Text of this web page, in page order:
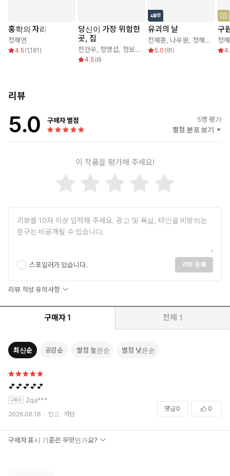
어서야 읽는 이의 뒤통수를 강렬하게 치고 지나간다. 신작 『불빛
없는 밤의 도시』는 상식적 믿음을 깨부수는 정해연 작가 특유의 파
괴적 반전이 가득하다. 『홍학의 자리』 이후, 한국 장르문학의 새
로운 지표로 떠오른 정해연 작가가 그러모은 어둑한 즐거움의 재미
를 이번 소설집을 통해 만끽하시길 바란다.
“막을 수 있는 일? 살의라는 건 당사자가 아니면 일이 벌어지고
그럼 뭘 해야 할까요? 괜히 책임 떠넘길 곳 찾는 게 아니라, 살인자를
밝혀야죠.”
없는 밤의 도시』가 엘릭시르에서 출간되었다. 여러 창구를 통해 항
상 즐거움을 가장 중요시한다고 밝혀온 작가는 이번 소설집에서도
변함없이 특기인 파격적인 설정과 뒷골을 서늘하게 만드는 반전을
편의 주인공은 모두 ‘현실적인 수준에서 불쾌하다’는 의미로 비슷한
인간상이고, 그렇기에 모조리 예상치 못한 난관을 맞이한 끝에 파멸
한다. 바로 그것이 이 소설집에 포함된 모든 단편의 재미이자 추동
표제작이자 맨 앞에 배치된 「불빛 없는 밤의 도시」의 주인공, 재
우는“매일이 똑같은 것을 좋아”하지만 도무지 그게 안 되어 결국
자신의 일상을 스스로 파괴하고 마는 인물이다. 여러 상황과 시점
찍한 상황, 그에 저항하지 않고 오히려 끝없는 수렁으로 걸어들어
가는 와중 면피용으로 늘어놓는 자기변명, 그로 인해 스스로 손에
않는다는 점에서 반전 스릴러의 또다른 가능성을 탐색한다. 자신
이 아버지에게 폭력과 폭언을 쏟아부어 음독자살하게 만들었다는
죄악감에서 벗어나지 못해 정상적인 사회생활이 어려울 정도로
는 줄도 몰랐던 배다른 동생을 함께 조우한 것을 계기로 한번 알면
이전으로 돌아갈 수 없을 정도로 끔찍한 진실에 직면한다. 5년 전
이미 죽었는데도 종국에게만 계속 보인다는 아버지의 망령이 도
선과 악은 완전히 전복되며, 호러와 스릴러는 큰 위화감 없이 접붙
홍학의 자리
정해연
4.5(1,181 )
당신이 가장 위험한
곳, 집
전건우 정명섭 정보라 정해연
4.5(6)
유괴의 날
전재훈, 나우원 정해연
5.0 (91 )
구
정
리뷰
5.0 구매자 별점 5명 평가
별점 분포 보기
이 작품을 평가해 주세요!
스포일러가 있습니다. 리뷰 등록
리뷰 작성 유의사항
구매자 1 전체 1
최신순 공감순 별점 높은순 별점 낮은순
💕💕💕💕💕
2qa***
2026.06.16 신고 차단
댓글0 0
구매자 표시 기준은 무엇인가요?